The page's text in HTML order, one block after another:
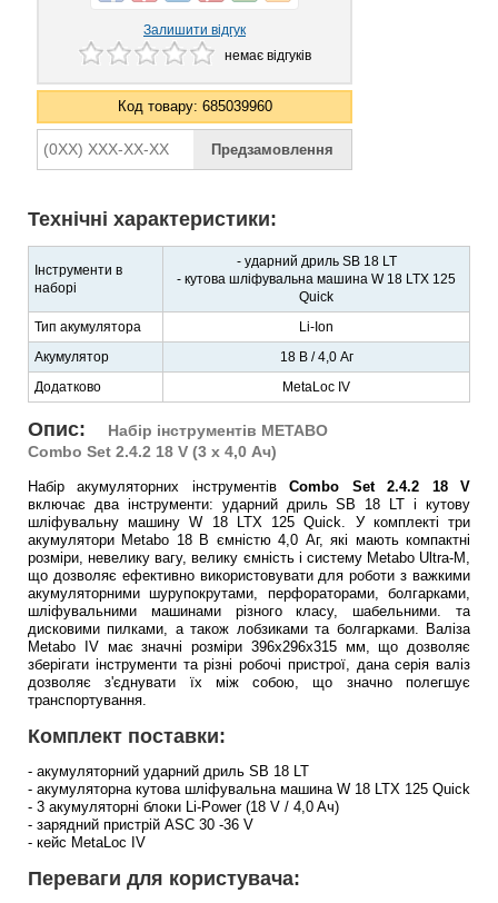
Залишити відгук
немає відгуків
Код товару: 685039960
Технічні характеристики:
Інструменти в
наборі
- ударний дриль SB 18 LT
- кутова шліфувальна машина W 18 LTX 125
Quick
Тип акумулятора
Li-Ion
Акумулятор
18 В / 4,0 Аг
Додатково
MetaLoc IV
Опис:
Набір інструментів METABO
Combo Set 2.4.2 18 V (3 x 4,0 Ач)
Набір акумуляторних інструментівCombo Set 2.4.2 18 V
включає два інструменти: ударний дриль SB 18 LT і кутову
шліфувальну машину W 18 LTX 125 Quick. У комплекті три
акумулятори Metabo 18 В ємністю 4,0 Аг, які мають компактні
розміри, невелику вагу, велику ємність і систему Metabo Ultra-M,
що дозволяє ефективно використовувати для роботи з важкими
акумуляторними шурупокрутами, перфораторами, болгарками,
шліфувальними машинами різного класу, шабельними. та
дисковими пилками, а також лобзиками та болгарками. Валіза
Metabo IV має значні розміри 396х296х315 мм, що дозволяє
зберігати інструменти та різні робочі пристрої, дана серія валіз
дозволяє з'єднувати їх між собою, що значно полегшує
транспортування.
Комплект поставки:
- акумуляторний ударний дриль SB 18 LT
- акумуляторна кутова шліфувальна машина W 18 LTX 125 Quick
- 3 акумуляторні блоки Li-Power (18 V / 4,0 Aч)
- зарядний пристрій ASC 30 -36 V
- кейс MetaLoc IV
Переваги для користувача: